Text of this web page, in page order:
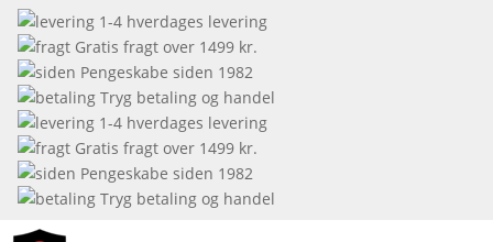
1-4 hverdages levering
Gratis fragt over 1499 kr.
Pengeskabe siden 1982
Tryg betaling og handel
1-4 hverdages levering
Gratis fragt over 1499 kr.
Pengeskabe siden 1982
Tryg betaling og handel